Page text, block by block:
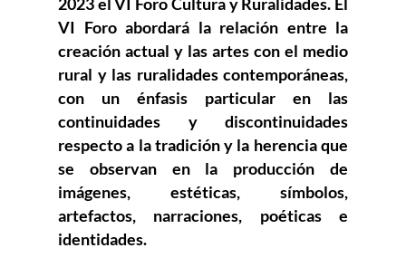
2023 el VI Foro Cultura y Ruralidades. El
VI Foro abordará la relación entre la
creación actual y las artes con el medio
rural y las ruralidades contemporáneas,
con un énfasis particular en las
continuidades y discontinuidades
respecto a la tradición y la herencia que
se observan en la producción de
imágenes, estéticas, símbolos,
artefactos, narraciones, poéticas e
identidades.